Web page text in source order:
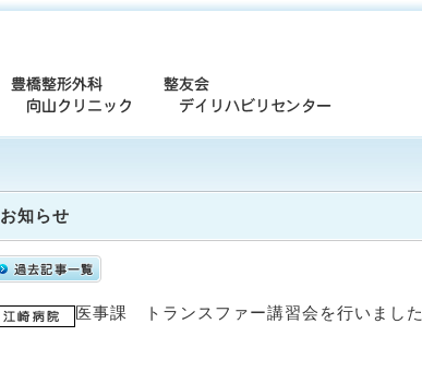
お知らせ
医事課 トランスファー講習会を行いました